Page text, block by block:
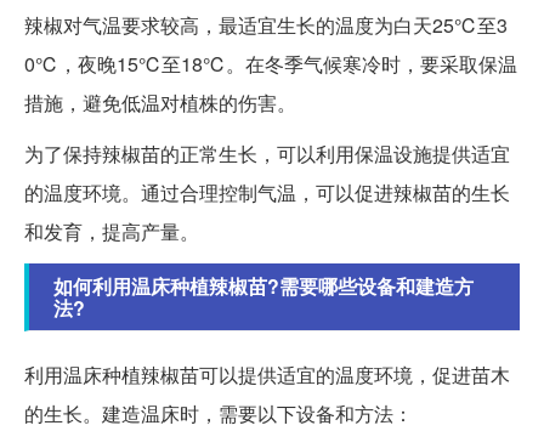
辣椒对气温要求较高，最适宜生长的温度为白天25℃至3
0℃，夜晚15℃至18℃。在冬季气候寒冷时，要采取保温
措施，避免低温对植株的伤害。
为了保持辣椒苗的正常生长，可以利用保温设施提供适宜
的温度环境。通过合理控制气温，可以促进辣椒苗的生长
和发育，提高产量。
如何利用温床种植辣椒苗?需要哪些设备和建造方
法?
利用温床种植辣椒苗可以提供适宜的温度环境，促进苗木
的生长。建造温床时，需要以下设备和方法：